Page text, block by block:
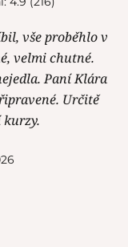
vše proběhlo v
velmi chutné.
Paní Klára
Určitě